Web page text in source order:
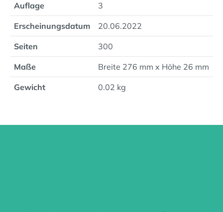
Auflage 3
Erscheinungsdatum 20.06.2022
Seiten 300
Maße Breite 276 mm x Höhe 26 mm
Gewicht 0.02 kg